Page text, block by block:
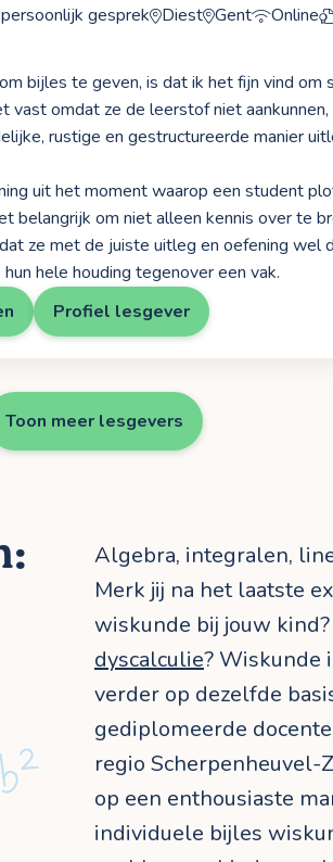
gesprek Diest Gent Online
bijles te geven, is dat ik het fijn vind om
vast omdat ze de leerstof niet
rustige en gestructureerde manier
uit het moment waarop een student
belangrijk om niet alleen kennis over te
ze met de juiste uitleg en oefening wel
hele houding tegenover een vak.
Profiel lesgever
Toon meer lesgevers
Algebra, integralen,
Merk jij na het laatste
wiskunde bij jouw
dyscalculie? Wiskunde
verder op dezelfde
gediplomeerde
regio Scherpenheuvel-
op een enthousiaste
individuele bijles